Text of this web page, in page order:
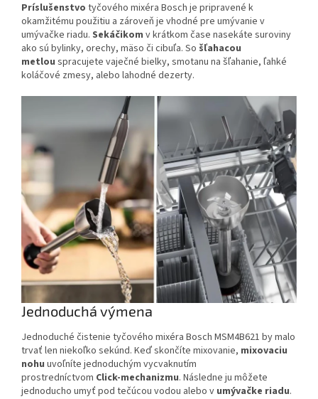
Príslušenstvo tyčového mixéra Bosch je pripravené k
okamžitému použitiu a zároveň je vhodné pre umývanie v
umývačke riadu. Sekáčikom v krátkom čase nasekáte suroviny
ako sú bylinky, orechy, mäso či cibuľa. So šľahacou
metlou spracujete vaječné bielky, smotanu na šľahanie, ľahké
koláčové zmesy, alebo lahodné dezerty.
Jednoduchá výmena
Jednoduché čistenie tyčového mixéra Bosch MSM4B621 by malo
trvať len niekoľko sekúnd. Keď skončíte mixovanie, mixovaciu
nohu uvoľníte jednoduchým vycvaknutím
prostredníctvom Click-mechanizmu. Následne ju môžete
jednoducho umyť pod tečúcou vodou alebo v umývačke riadu.